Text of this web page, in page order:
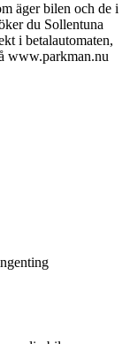
äger bilen och de i
du Sollentuna
i betalautomaten,
www.parkman.nu